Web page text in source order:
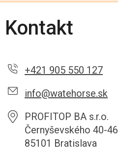
Kontakt
+421 905 550 127
info@watehorse.sk
PROFITOP BA s.r.o.
Černyševského 40-46
85101 Bratislava